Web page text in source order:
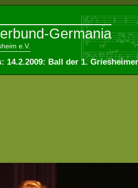
Germania
e.V.
14.2.2009: Ball der 1.